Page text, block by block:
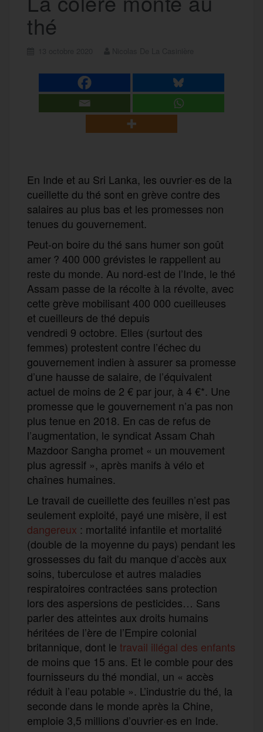
thé
En Inde et au Sri Lanka, les ouvrier·es de la
cueillette du thé sont en grève contre des
salaires au plus bas et les promesses non
tenues du gouvernement.
Peut-on boire du thé sans humer son goût
amer ? 400 000 grévistes le rappellent au
reste du monde. Au nord-est de l’Inde, le thé
Assam passe de la récolte à la révolte, avec
cette grève mobilisant 400 000 cueilleuses
et cueilleurs de thé depuis
vendredi 9 octobre. Elles (surtout des
femmes) protestent contre l’échec du
gouvernement indien à assurer sa promesse
d’une hausse de salaire, de l’équivalent
actuel de moins de 2 € par jour, à 4 €*. Une
promesse que le gouvernement n’a pas non
plus tenue en 2018. En cas de refus de
l’augmentation, le syndicat Assam Chah
Mazdoor Sangha promet « un mouvement
plus agressif », après manifs à vélo et
chaînes humaines.
Le travail de cueillette des feuilles n’est pas
seulement exploité, payé une misère, il est
dangereux : mortalité infantile et mortalité
(double de la moyenne du pays) pendant les
grossesses du fait du manque d’accès aux
soins, tuberculose et autres maladies
respiratoires contractées sans protection
lors des aspersions de pesticides… Sans
parler des atteintes aux droits humains
héritées de l’ère de l’Empire colonial
britannique, dont le travail illégal des enfants
de moins que 15 ans. Et le comble pour des
fournisseurs du thé mondial, un « accès
réduit à l’eau potable ». L’industrie du thé, la
seconde dans le monde après la Chine,
emploie 3,5 millions d’ouvrier·es en Inde.